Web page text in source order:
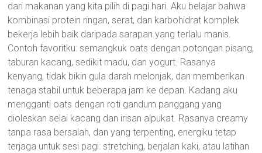
dari makanan yang kita pilih di pagi hari. Aku belajar bahwa
kombinasi protein ringan, serat, dan karbohidrat komplek
bekerja lebih baik daripada sarapan yang terlalu manis.
Contoh favoritku: semangkuk oats dengan potongan pisang,
taburan kacang, sedikit madu, dan yogurt. Rasanya
kenyang, tidak bikin gula darah melonjak, dan memberikan
tenaga stabil untuk beberapa jam ke depan. Kadang aku
mengganti oats dengan roti gandum panggang yang
dioleskan selai kacang dan irisan alpukat. Rasanya creamy
tanpa rasa bersalah, dan yang terpenting, energiku tetap
terjaga untuk sesi pagi: stretching, berjalan kaki, atau latihan